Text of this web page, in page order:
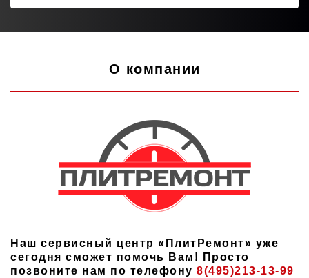
О компании
Наш сервисный центр «ПлитРемонт» уже
сегодня сможет помочь Вам! Просто
позвоните нам по телефону 8(495)213-13-99